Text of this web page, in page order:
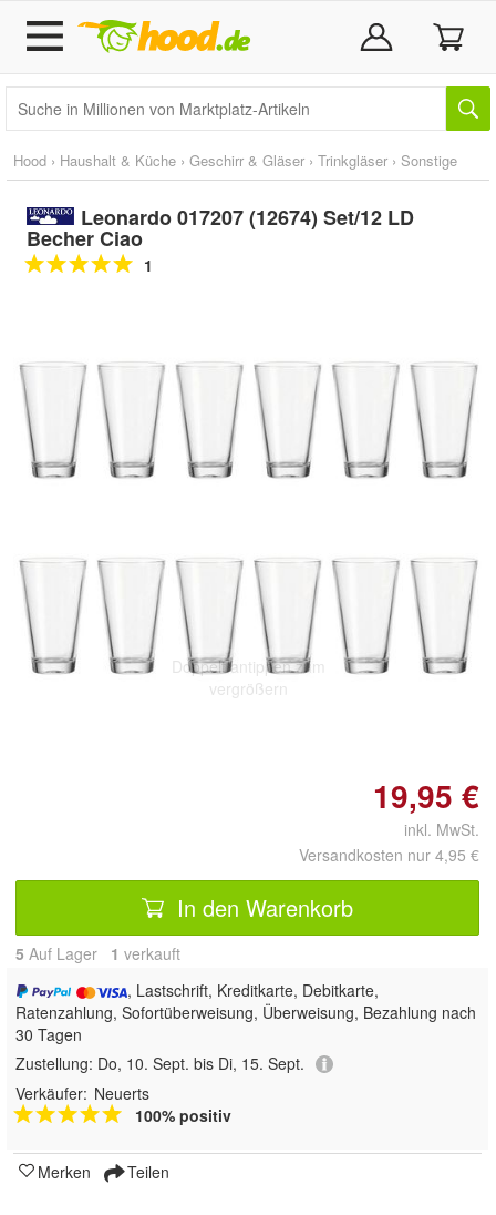
Hood › Haushalt & Küche › Geschirr & Gläser › Trinkgläser › Sonstige
Leonardo 017207 (12674) Set/12 LD
Becher Ciao
1
Doppelt antippen zum
vergrößern
19,95 €
inkl. MwSt.
Versandkosten nur 4,95 €
In den Warenkorb
5 Auf Lager 1 verkauft
, Lastschrift, Kreditkarte, Debitkarte,
Ratenzahlung, Sofortüberweisung, Überweisung, Bezahlung nach
30 Tagen
Zustellung: Do, 10. Sept. bis Di, 15. Sept.
Verkäufer: Neuerts
100% positiv
Merken Teilen